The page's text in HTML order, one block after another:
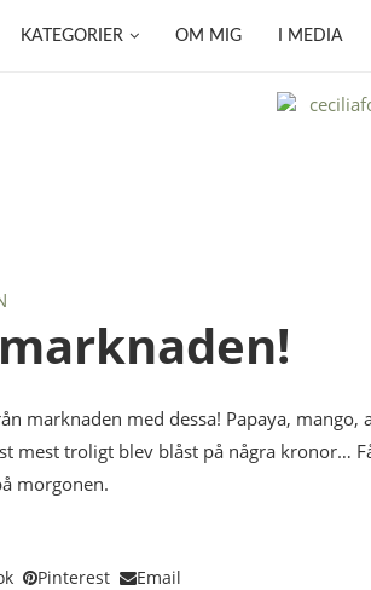
KATEGORIER OM MIG I MEDIA
marknaden med dessa! Papaya,
mest troligt blev blåst på några kronor…
morgonen.
Pinterest Email